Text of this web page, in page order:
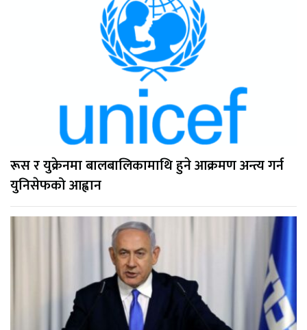
रूस र युक्रेनमा बालबालिकामाथि हुने आक्रमण अन्त्य गर्न
युनिसेफको आह्वान